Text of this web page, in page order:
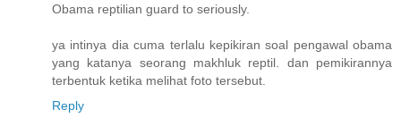
Obama reptilian guard to seriously.
ya intinya dia cuma terlalu kepikiran soal pengawal obama
yang katanya seorang makhluk reptil. dan pemikirannya
terbentuk ketika melihat foto tersebut.
Reply